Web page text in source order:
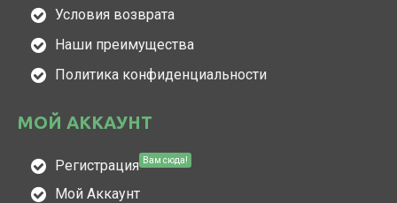
Условия возврата
Наши преимущества
Политика конфиденциальности
МОЙ АККАУНТ
Регистрация Вам сюда!
Мой Аккаунт